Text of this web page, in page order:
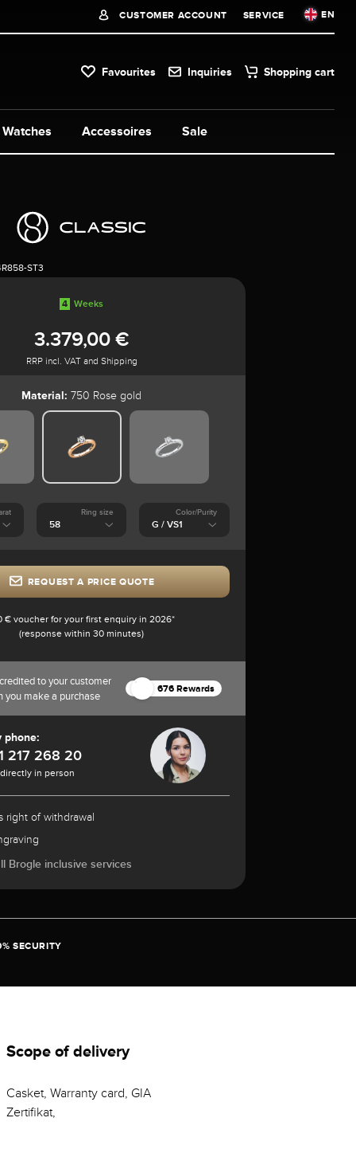
CUSTOMER ACCOUNT SERVICE EN
Favourites Inquiries Shopping cart
Watches Accessoires Sale
ST3
4 Weeks
3.379,00 €
RRP incl. VAT and Shipping
Material: 750 Rose gold
Ring size Color/Purity
REQUEST A PRICE QUOTE
€ voucher for your first enquiry in 2026*
(response within 30 minutes)
to your customer
you make a purchase
676 Rewards
phone:
217 268 20
in person
right of withdrawal
Brogle inclusive services
SECURITY
Scope of delivery
Casket, Warranty card, GIA
Zertifikat,